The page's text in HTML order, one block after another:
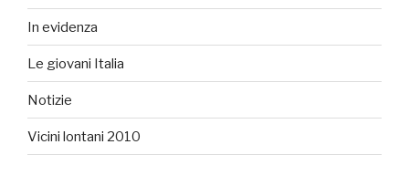
In evidenza
Le giovani Italia
Notizie
Vicini lontani 2010